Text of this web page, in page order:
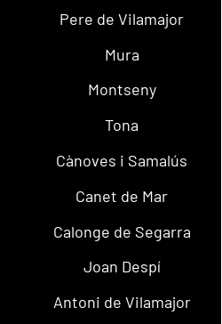
Pere de Vilamajor
Mura
Montseny
Tona
Cànoves i Samalús
Canet de Mar
Calonge de Segarra
Joan Despí
Antoni de Vilamajor